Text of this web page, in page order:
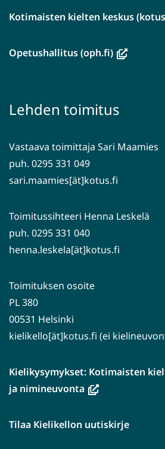
Kotimaisten kielten keskus
Opetushallitus (oph.fi)(avautuu
toiseen
Lehden toimitus
Vastaava toimittaja Sari Maamies
puh. 0295 331 049
sari.maamies[ät]kotus.fi
Toimitussihteeri Henna Leskelä
puh. 0295 331 040
henna.leskela[ät]kotus.fi
Toimituksen osoite
PL 380
00531 Helsinki
kielikello[ät]kotus.fi (ei
Kielikysymykset: Kotimaisten
ja nimineuvonta(avautuu
ikkunaan,
Tilaa Kielikellon uutiskirje